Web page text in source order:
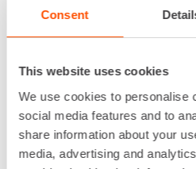
Consent
This website uses cookies
We use cookies to personalise
social media features and to
share information about your
media, advertising and
Lyhyttä vastausta tuohon
Renta toimii eri maiden
erilaisia trendejä. Kaikki
uudisrakentaminen on
laskussa. Ruotsissa
valtavassa nosteessa.
korjausrakentaminen on
sektoreita pitää ymmärtää.